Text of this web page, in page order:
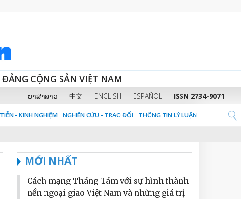
CỘNG SẢN VIỆT NAM
ພາສາລາວ 中文 ENGLISH ESPAÑOL ISSN 2734-9071
- KINH NGHIỆM NGHIÊN CỨU - TRAO ĐỔI THÔNG TIN LÝ LUẬN
MỚI NHẤT
Cách mạng Tháng Tám với sự hình thành
nền ngoại giao Việt Nam và những giá trị